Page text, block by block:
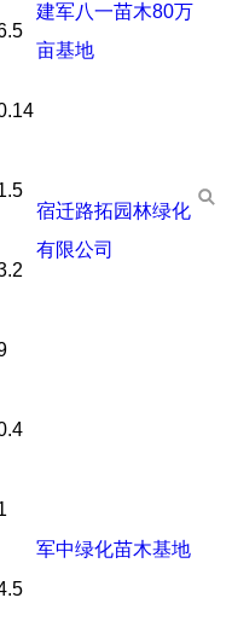
建军八一苗木80万
亩基地
宿迁路拓园林绿化
有限公司
军中绿化苗木基地